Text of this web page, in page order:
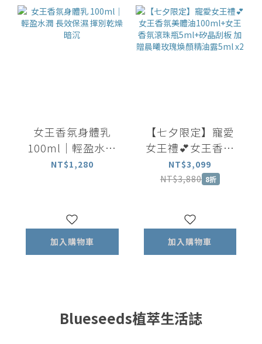
女王香氛身體乳
100ml｜輕盈水潤
長效保濕 揮別乾燥
NT$1,280
加入購物車
【七夕限定】寵愛
女王禮💕女王香氛
美體油100ml+女王
香氛滾珠瓶5ml+矽
瑰煥顏精油露5ml
x2
NT$3,099
NT$3,880 8折
加入購物車
Blueseeds植萃生活誌